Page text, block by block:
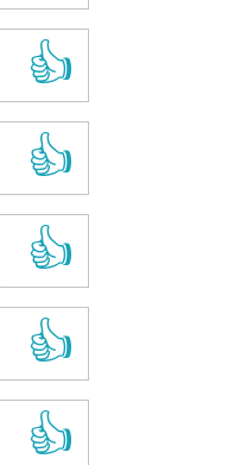
👍
👍
👍
👍
👍